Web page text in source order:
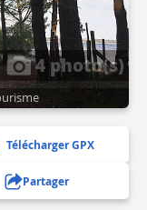
4 photo(s)
Télécharger GPX
Partager